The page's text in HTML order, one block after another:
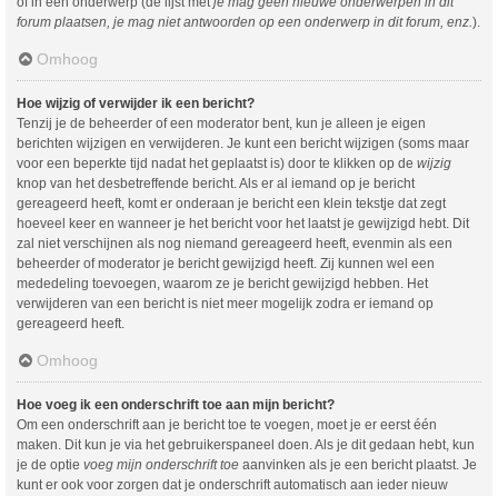
forum plaatsen, je mag niet antwoorden op een onderwerp in dit forum, enz.).
Omhoog
Hoe wijzig of verwijder ik een bericht?
Tenzij je de beheerder of een moderator bent, kun je alleen je eigen
berichten wijzigen en verwijderen. Je kunt een bericht wijzigen (soms maar
voor een beperkte tijd nadat het geplaatst is) door te klikken op de wijzig
knop van het desbetreffende bericht. Als er al iemand op je bericht
gereageerd heeft, komt er onderaan je bericht een klein tekstje dat zegt
hoeveel keer en wanneer je het bericht voor het laatst je gewijzigd hebt. Dit
zal niet verschijnen als nog niemand gereageerd heeft, evenmin als een
beheerder of moderator je bericht gewijzigd heeft. Zij kunnen wel een
mededeling toevoegen, waarom ze je bericht gewijzigd hebben. Het
verwijderen van een bericht is niet meer mogelijk zodra er iemand op
gereageerd heeft.
Omhoog
Hoe voeg ik een onderschrift toe aan mijn bericht?
Om een onderschrift aan je bericht toe te voegen, moet je er eerst één
maken. Dit kun je via het gebruikerspaneel doen. Als je dit gedaan hebt, kun
je de optie voeg mijn onderschrift toe aanvinken als je een bericht plaatst. Je
kunt er ook voor zorgen dat je onderschrift automatisch aan ieder nieuw